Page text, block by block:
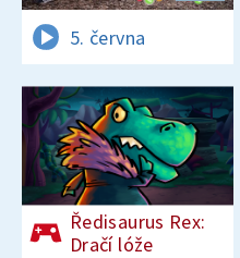
5. června
Ředisaurus Rex:
Dračí lóže